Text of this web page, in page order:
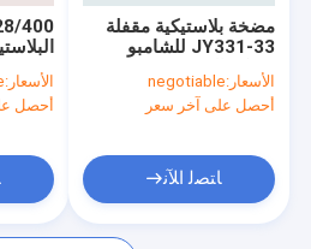
مراقبة الجودة
اطلب اقتباس
Company News
مضخة
الأسعار:
أحصل
مضخة بلاستيكية مقفلة
JY331-33 للشامبو
ومركز الشعر
الأسعار:negotiable
أحصل على آخر سعر
ﺎﺘﺼﻟ ﺍﻶﻧ